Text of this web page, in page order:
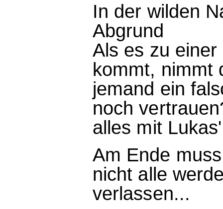
In der wilden
Abgrund
Als es zu
kommt, nimmt
jemand ein
noch
alles mit
Am Ende
nicht alle
verlassen...